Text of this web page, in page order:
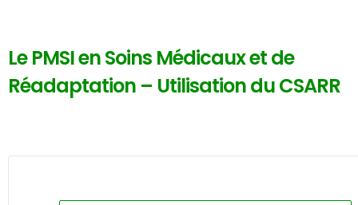
Le PMSI en Soins Médicaux et de
Réadaptation – Utilisation du CSARR